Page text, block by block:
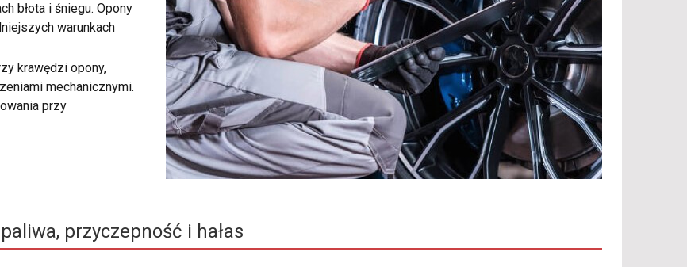
błota i śniegu. Opony
warunkach
krawędzi opony,
mechanicznymi.
przy
przyczepność i hałas